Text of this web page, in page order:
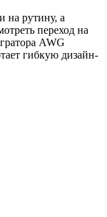
на рутину, а
переход на
AWG
гибкую дизайн-